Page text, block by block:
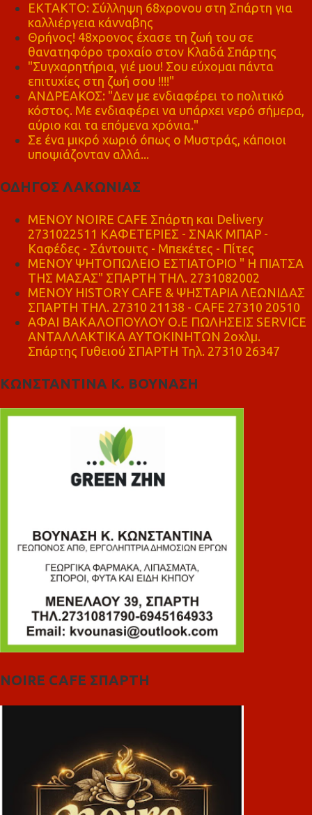
ΕΚΤΑΚΤΟ: Σύλληψη 68χρονου στη Σπάρτη για
καλλιέργεια κάνναβης
Θρήνος! 48χρονος έχασε τη ζωή του σε
θανατηφόρο τροχαίο στον Κλαδά Σπάρτης
"Συγχαρητήρια, γιέ μου! Σου εύχομαι πάντα
επιτυχίες στη ζωή σου !!!!"
ΑΝΔΡΕΑΚΟΣ: "Δεν με ενδιαφέρει το πολιτικό
κόστος. Με ενδιαφέρει να υπάρχει νερό σήμερα,
αύριο και τα επόμενα χρόνια."
Σε ένα μικρό χωριό όπως ο Μυστράς, κάποιοι
υποψιάζονταν αλλά...
ΟΔΗΓΟΣ ΛΑΚΩΝΙΑΣ
MENOY NOIRE CAFE Σπάρτη και Delivery
2731022511 ΚΑΦΕΤΕΡΙΕΣ - ΣΝΑΚ ΜΠΑΡ -
Καφέδες - Σάντουιτς - Μπεκέτες - Πίτες
ΜΕΝΟΥ ΨΗΤΟΠΩΛΕΙΟ ΕΣΤΙΑΤΟΡΙΟ " Η ΠΙΑΤΣΑ
ΤΗΣ ΜΑΣΑΣ" ΣΠΑΡΤΗ ΤΗΛ. 2731082002
ΜΕΝΟΥ HISTORY CAFE & ΨΗΣΤΑΡΙΑ ΛΕΩΝΙΔΑΣ
ΣΠΑΡΤΗ ΤΗΛ. 27310 21138 - CAFE 27310 20510
ΑΦΑΙ ΒΑΚΑΛΟΠΟΥΛΟΥ Ο.Ε ΠΩΛΗΣΕΙΣ SERVICE
ΑΝΤΑΛΛΑΚΤΙΚΑ ΑΥΤΟΚΙΝΗΤΩΝ 2οχλμ.
Σπάρτης Γυθειού ΣΠΑΡΤΗ Τηλ. 27310 26347
ΚΩΝΣΤΑΝΤΙΝΑ Κ. ΒΟΥΝΑΣΗ
NOIRE CAFE ΣΠΑΡΤΗ